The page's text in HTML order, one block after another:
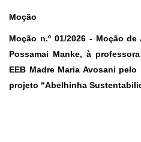
Moção
Moção n.º 01/2026 - Moção de
Possamai Manke, à
EEB Madre Maria Avosani
projeto “Abelhinha